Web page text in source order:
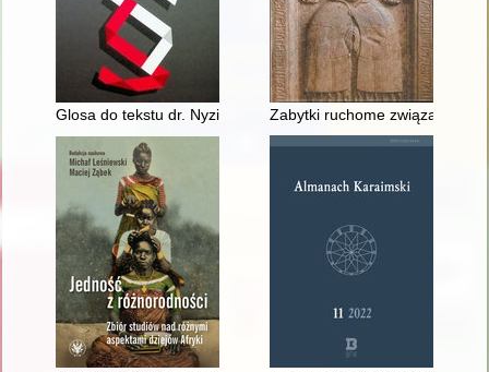
Glosa do tekstu dr. Nyzio Zabytki ruchome związane z